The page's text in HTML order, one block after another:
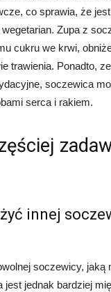
co sprawia, że
wegetarian. Zupa z
cukru we krwi,
trawienia. Ponadto,
soczewica
serca i rakiem.
innej
soczewicy, jaką
jest jednak bardziej